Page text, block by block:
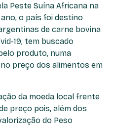
Peste Suína Africana na
o país foi destino
de carne bovina
19, tem buscado
produto, numa
preço dos alimentos em
da moeda local frente
preço pois, além dos
do Peso